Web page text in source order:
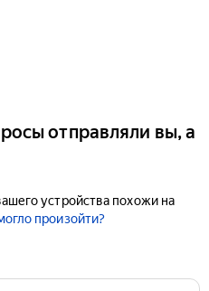
отправляли вы, а
устройства похожи на
произойти?